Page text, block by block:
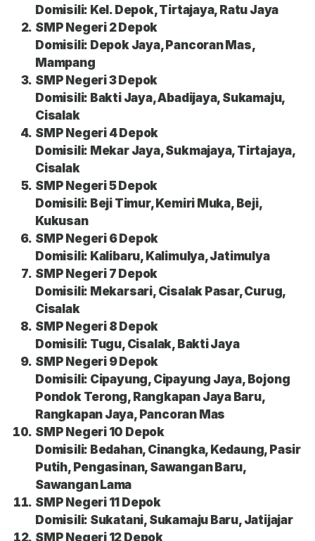
Domisili: Kel. Depok, Tirtajaya, Ratu Jaya
SMP Negeri 2 Depok
Domisili: Depok Jaya, Pancoran Mas,
Mampang
SMP Negeri 3 Depok
Domisili: Bakti Jaya, Abadijaya, Sukamaju,
Cisalak
SMP Negeri 4 Depok
Domisili: Mekar Jaya, Sukmajaya, Tirtajaya,
Cisalak
SMP Negeri 5 Depok
Domisili: Beji Timur, Kemiri Muka, Beji,
Kukusan
SMP Negeri 6 Depok
Domisili: Kalibaru, Kalimulya, Jatimulya
SMP Negeri 7 Depok
Domisili: Mekarsari, Cisalak Pasar, Curug,
Cisalak
SMP Negeri 8 Depok
Domisili: Tugu, Cisalak, Bakti Jaya
SMP Negeri 9 Depok
Domisili: Cipayung, Cipayung Jaya, Bojong
Pondok Terong, Rangkapan Jaya Baru,
Rangkapan Jaya, Pancoran Mas
SMP Negeri 10 Depok
Domisili: Bedahan, Cinangka, Kedaung, Pasir
Putih, Pengasinan, Sawangan Baru,
Sawangan Lama
SMP Negeri 11 Depok
Domisili: Sukatani, Sukamaju Baru, Jatijajar
SMP Negeri 12 Depok